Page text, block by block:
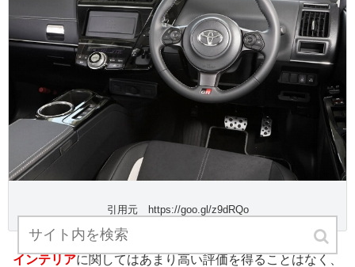
引用元 https://goo.gl/z9dRQo
インテリアに関してはあまり高い評価を得ることはなく、